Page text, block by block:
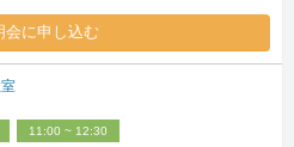
会に申し込む
11:00 ~ 12:30